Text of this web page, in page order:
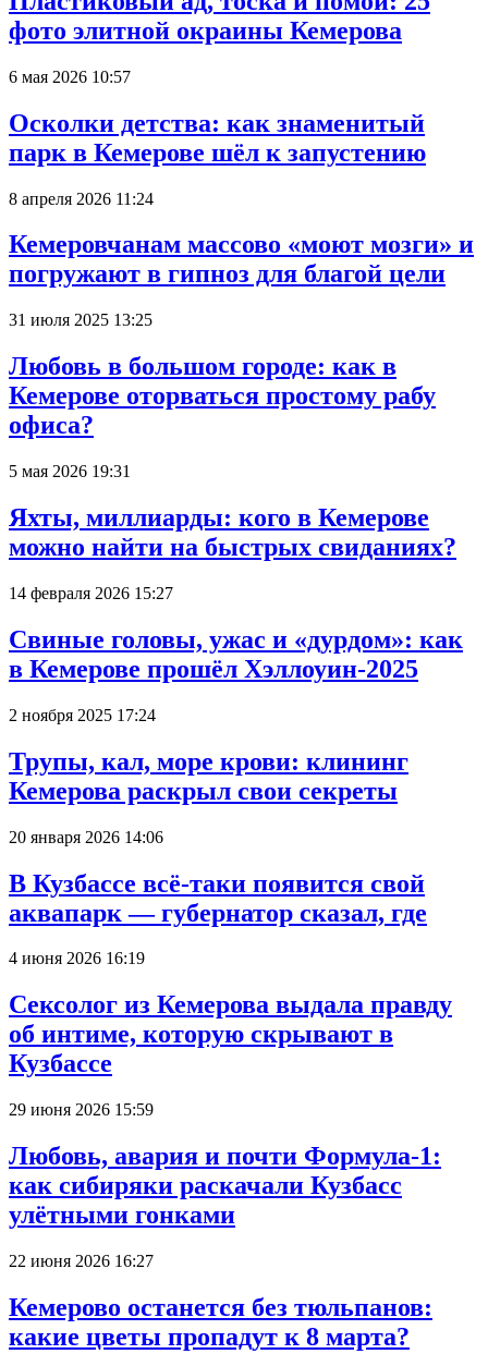
фото элитной окраины Кемерова
6 мая 2026 10:57
Осколки детства: как знаменитый
парк в Кемерове шёл к запустению
8 апреля 2026 11:24
Кемеровчанам массово «моют мозги» и
погружают в гипноз для благой цели
31 июля 2025 13:25
Любовь в большом городе: как в
Кемерове оторваться простому рабу
офиса?
5 мая 2026 19:31
Яхты, миллиарды: кого в Кемерове
можно найти на быстрых свиданиях?
14 февраля 2026 15:27
Свиные головы, ужас и «дурдом»: как
в Кемерове прошёл Хэллоуин-2025
2 ноября 2025 17:24
Трупы, кал, море крови: клининг
Кемерова раскрыл свои секреты
20 января 2026 14:06
В Кузбассе всё-таки появится свой
аквапарк — губернатор сказал, где
4 июня 2026 16:19
Сексолог из Кемерова выдала правду
об интиме, которую скрывают в
Кузбассе
29 июня 2026 15:59
Любовь, авария и почти Формула-1:
как сибиряки раскачали Кузбасс
улётными гонками
22 июня 2026 16:27
Кемерово останется без тюльпанов:
какие цветы пропадут к 8 марта?